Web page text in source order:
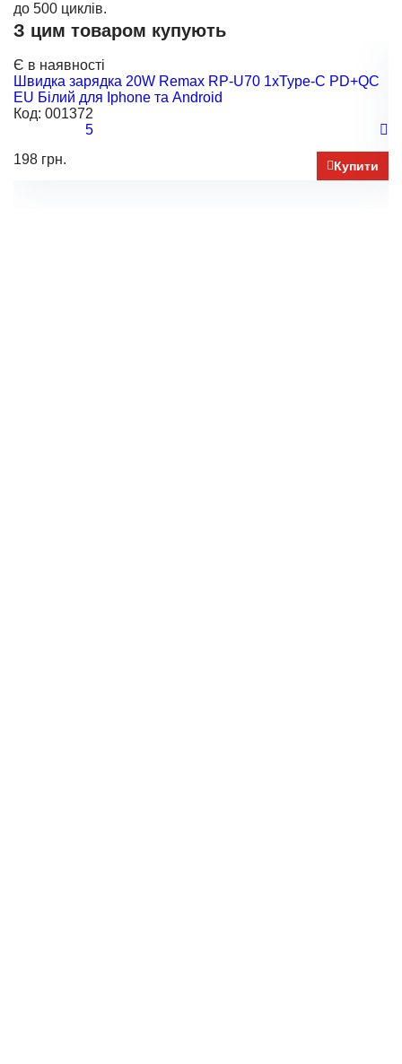
до 500 циклів.
З цим товаром купують
Є в наявності
Швидка зарядка 20W Remax RP-U70 1xType-C PD+QC
EU Білий для Iphone та Android
Код: 001372
5
198 грн.
Купити